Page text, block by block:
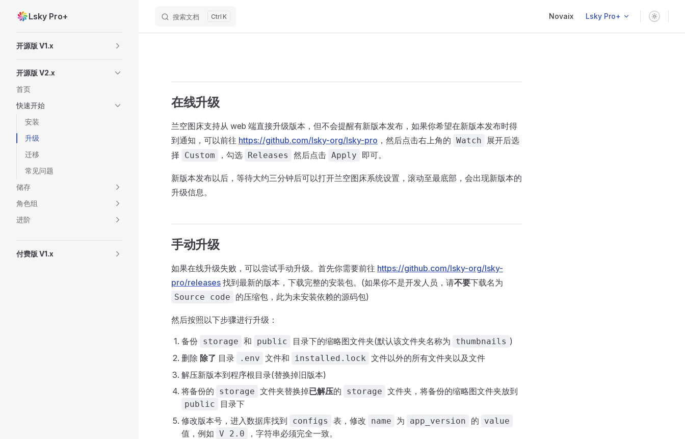
Skip to content
Lsky Pro+ 搜索文档 K Novaix Lsky Pro+
开源版 V1.x
开源版 V2.x
首页
快速开始
安装
升级
迁移
常见问题
储存
角色组
进阶
付费版 V1.x
在线升级
兰空图床支持从 web 端直接升级版本，但不会提醒有新版本发布，如果你希望在新版本发布时得
到通知，可以前往 https://github.com/lsky-org/lsky-pro ，然后点击右上角的 Watch
展开后选
择
Custom ，勾选 Releases 然后点击 Apply 即可。
新版本发布以后，等待大约三分钟后可以打开兰空图床系统设置，滚动至最底部，会出现新版本的
升级信息。
手动升级
如果在线升级失败，可以尝试手动升级。首先你需要前往 https://github.com/lsky-org/lsky-
pro/releases 找到最新的版本，下载完整的安装包。(如果你不是开发人员，请不要下载名为
Source code 的压缩包，此为未安装依赖的源码包)
然后按照以下步骤进行升级：
备份 storage 和 public 目录下的缩略图文件夹(默认该文件夹名称为 thumbnails )
删除 除了 目录 .env 文件和 installed.lock 文件以外的所有文件夹以及文件
解压新版本到程序根目录(替换掉旧版本)
将备份的
storage 文件夹替换掉已解压的 storage 文件夹，将备份的缩略图文件夹放到
public
目录下
修改版本号，进入数据库找到
configs 表，修改 name 为 app_version 的 value
值，例如 V 2.0
，字符串必须完全一致。